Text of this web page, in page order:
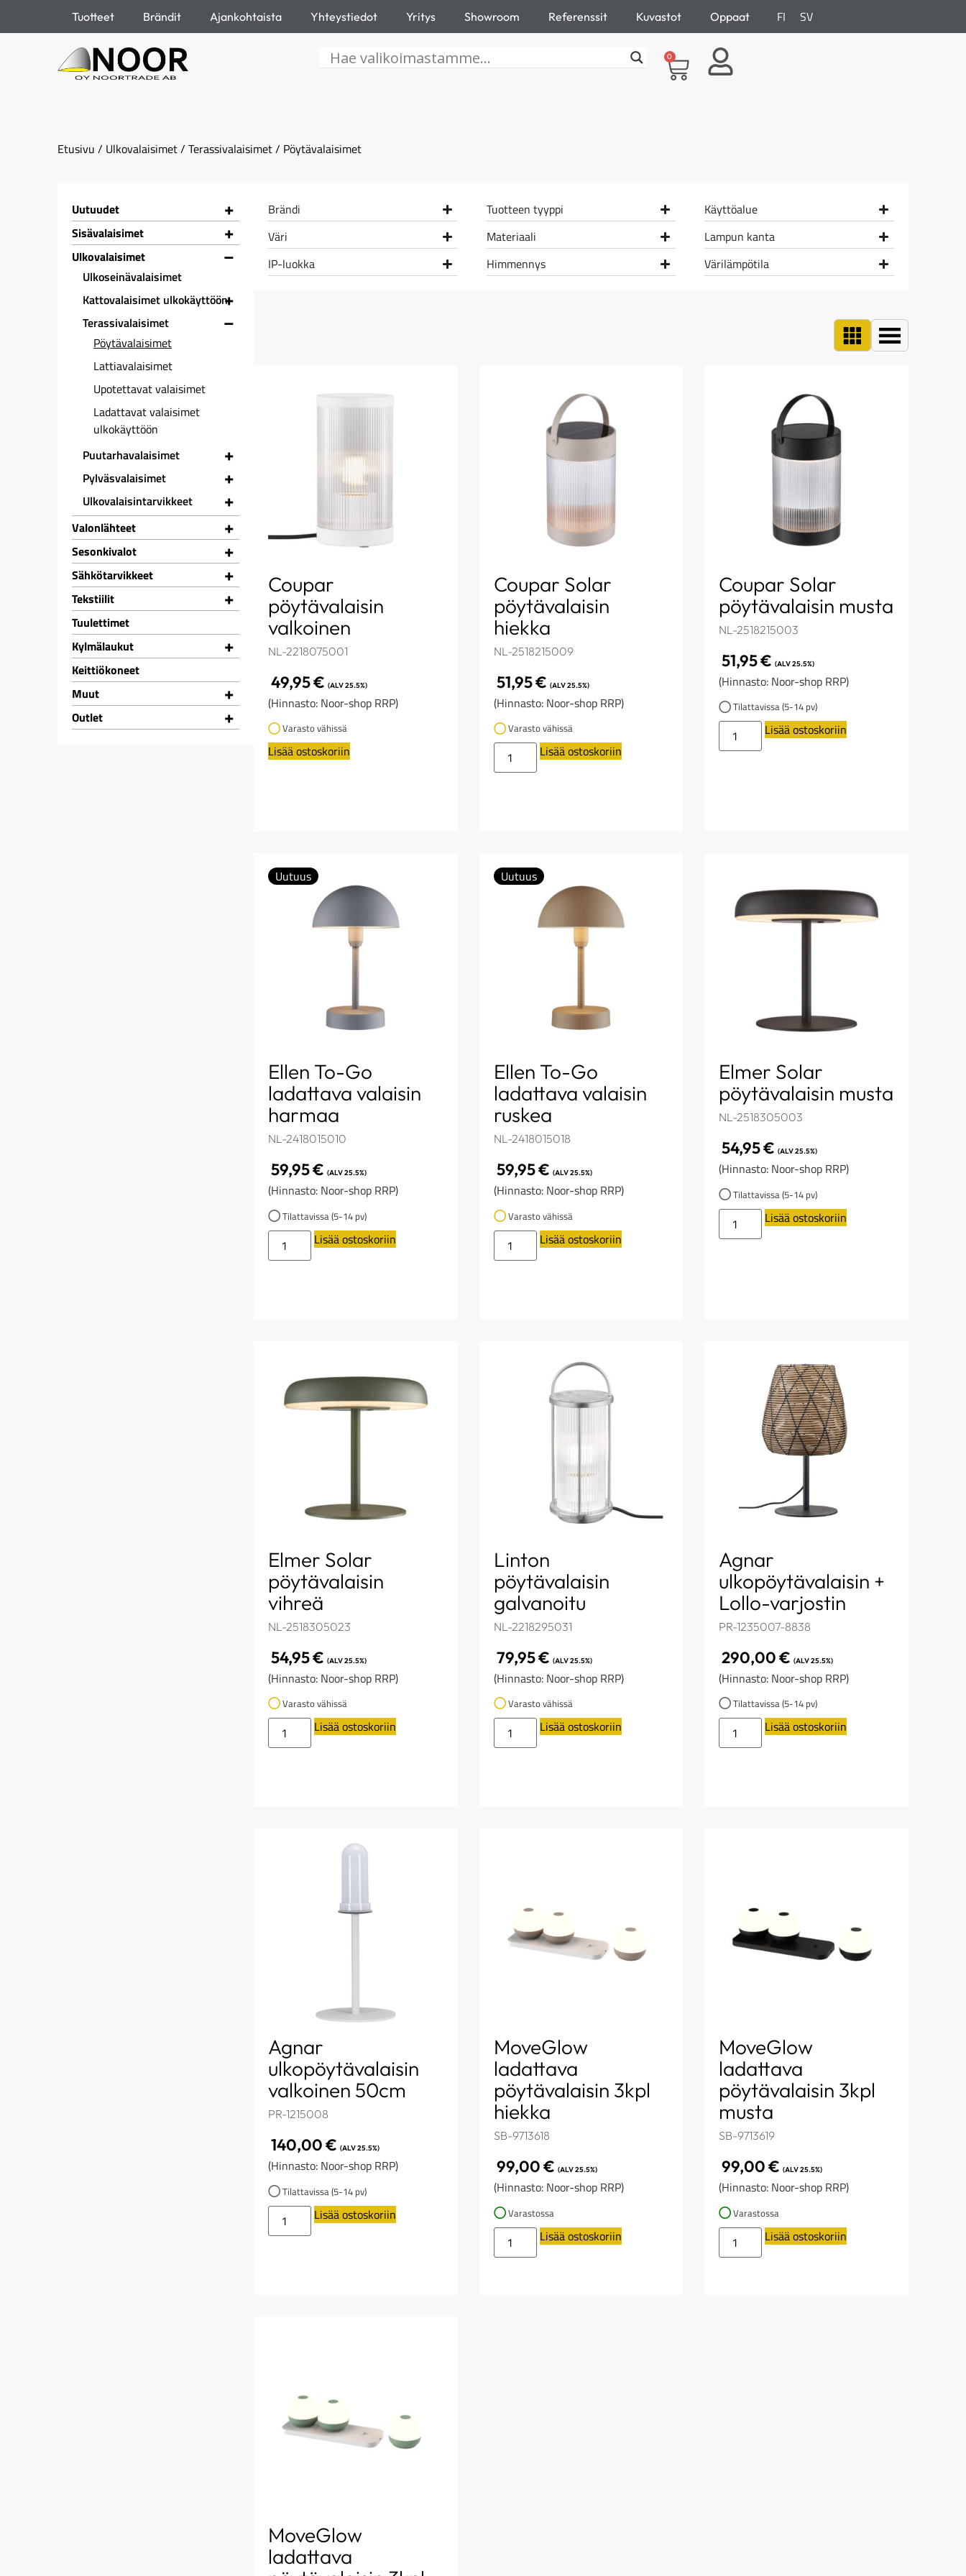
Tuotteet Brändit Ajankohtaista Yhteystiedot Yritys Showroom Referenssit Kuvastot Oppaat FI SV
0
Etusivu / Ulkovalaisimet/ Terassivalaisimet/ Pöytävalaisimet
+
Uutuudet
+
Sisävalaisimet
–
Ulkovalaisimet
Ulkoseinävalaisimet
+
Kattovalaisimet ulkokäyttöön
–
Terassivalaisimet
Pöytävalaisimet
Lattiavalaisimet
Upotettavat valaisimet
Ladattavat valaisimet
ulkokäyttöön
+
Puutarhavalaisimet
+
Pylväsvalaisimet
+
Ulkovalaisintarvikkeet
+
Valonlähteet
+
Sesonkivalot
+
Sähkötarvikkeet
+
Tekstiilit
Tuulettimet
+
Kylmälaukut
Keittiökoneet
+
Muut
+
Outlet
Brändi Tuotteen tyyppi
Käyttöalue
Väri
Materiaali
Lampun kanta
IP-luokka
Himmennys Värilämpötila
Coupar
pöytävalaisin
valkoinen
NL-2218075001
49,95€ (ALV 25.5%)
(Hinnasto: Noor-shop RRP)
Varasto vähissä
Lisää ostoskoriin
Coupar Solar
pöytävalaisin
hiekka
NL-2518215009
51,95€ (ALV 25.5%)
(Hinnasto: Noor-shop RRP)
Varasto vähissä
Lisää ostoskoriin
Coupar Solar
pöytävalaisin musta
NL-2518215003
51,95€ (ALV 25.5%)
(Hinnasto: Noor-shop RRP)
Tilattavissa (5-14 pv)
Lisää ostoskoriin
Uutuus
Ellen To-Go
ladattava valaisin
harmaa
NL-2418015010
59,95€ (ALV 25.5%)
(Hinnasto: Noor-shop RRP)
Tilattavissa (5-14 pv)
Lisää ostoskoriin
Uutuus
Ellen To-Go
ladattava valaisin
ruskea
NL-2418015018
59,95€ (ALV 25.5%)
(Hinnasto: Noor-shop RRP)
Varasto vähissä
Lisää ostoskoriin
Elmer Solar
pöytävalaisin musta
NL-2518305003
54,95€ (ALV 25.5%)
(Hinnasto: Noor-shop RRP)
Tilattavissa (5-14 pv)
Lisää ostoskoriin
Elmer Solar
pöytävalaisin
vihreä
NL-2518305023
54,95€ (ALV 25.5%)
(Hinnasto: Noor-shop RRP)
Varasto vähissä
Lisää ostoskoriin
Linton
pöytävalaisin
galvanoitu
NL-2218295031
79,95€ (ALV 25.5%)
(Hinnasto: Noor-shop RRP)
Varasto vähissä
Lisää ostoskoriin
Agnar
ulkopöytävalaisin +
Lollo-varjostin
PR-1235007-8838
290,00€ (ALV 25.5%)
(Hinnasto: Noor-shop RRP)
Tilattavissa (5-14 pv)
Lisää ostoskoriin
Agnar
ulkopöytävalaisin
valkoinen 50cm
PR-1215008
140,00€ (ALV 25.5%)
(Hinnasto: Noor-shop RRP)
Tilattavissa (5-14 pv)
Lisää ostoskoriin
MoveGlow
ladattava
pöytävalaisin 3kpl
hiekka
SB-9713618
99,00€ (ALV 25.5%)
(Hinnasto: Noor-shop RRP)
Varastossa
Lisää ostoskoriin
MoveGlow
ladattava
pöytävalaisin 3kpl
musta
SB-9713619
99,00€ (ALV 25.5%)
(Hinnasto: Noor-shop RRP)
Varastossa
Lisää ostoskoriin
MoveGlow
ladattava